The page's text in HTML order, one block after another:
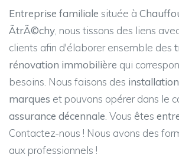
Entreprise familiale située à
ÃtrÃ©chy, nous tissons des liens
clients afin d'élaborer ensemble des
rénovation immobilière qui
besoins. Nous faisons des
marques et pouvons opérer dans le
assurance décennale. Vous êtes
Contactez-nous ! Nous avons des
aux professionnels !